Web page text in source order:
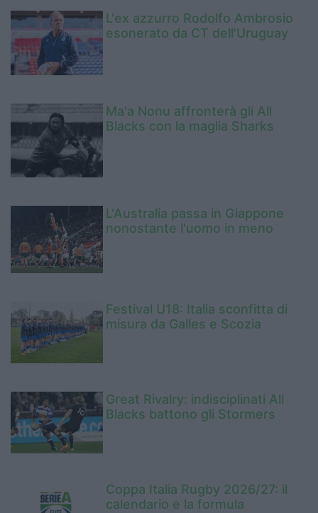
L'ex azzurro Rodolfo Ambrosio
esonerato da CT dell'Uruguay
Ma'a Nonu affronterà gli All
Blacks con la maglia Sharks
L'Australia passa in Giappone
nonostante l'uomo in meno
Festival U18: Italia sconfitta di
misura da Galles e Scozia
Great Rivalry: indisciplinati All
Blacks battono gli Stormers
Coppa Italia Rugby 2026/27: il
calendario e la formula